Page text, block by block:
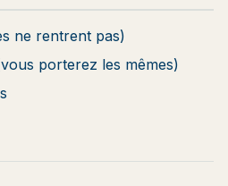
ne rentrent pas)
porterez les mêmes)